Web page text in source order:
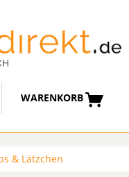
WARENKORB
& Lätzchen